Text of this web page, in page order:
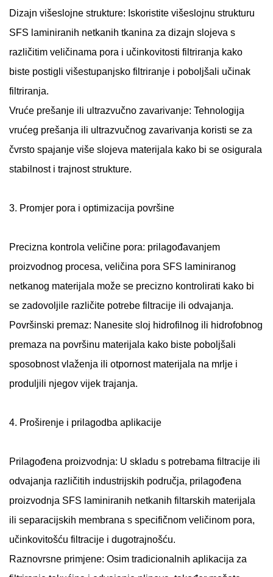
Dizajn višeslojne strukture: Iskoristite višeslojnu strukturu
SFS laminiranih netkanih tkanina za dizajn slojeva s
različitim veličinama pora i učinkovitosti filtriranja kako
biste postigli višestupanjsko filtriranje i poboljšali učinak
filtriranja.
Vruće prešanje ili ultrazvučno zavarivanje: Tehnologija
vrućeg prešanja ili ultrazvučnog zavarivanja koristi se za
čvrsto spajanje više slojeva materijala kako bi se osigurala
stabilnost i trajnost strukture.
3. Promjer pora i optimizacija površine
Precizna kontrola veličine pora: prilagođavanjem
proizvodnog procesa, veličina pora SFS laminiranog
netkanog materijala može se precizno kontrolirati kako bi
se zadovoljile različite potrebe filtracije ili odvajanja.
Površinski premaz: Nanesite sloj hidrofilnog ili hidrofobnog
premaza na površinu materijala kako biste poboljšali
sposobnost vlaženja ili otpornost materijala na mrlje i
produljili njegov vijek trajanja.
4. Proširenje i prilagodba aplikacije
Prilagođena proizvodnja: U skladu s potrebama filtracije ili
odvajanja različitih industrijskih područja, prilagođena
proizvodnja SFS laminiranih netkanih filtarskih materijala
ili separacijskih membrana s specifičnom veličinom pora,
učinkovitošću filtracije i dugotrajnošću.
Raznovrsne primjene: Osim tradicionalnih aplikacija za